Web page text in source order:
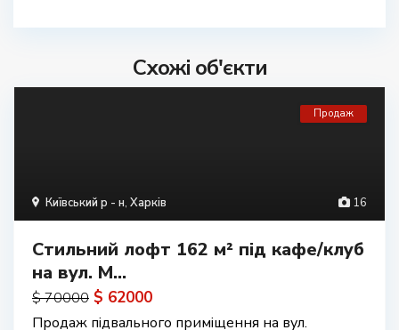
Схожі об'єкти
16
Київський р - н, Харків
Продаж
Стильний лофт 162 м² під кафе/клуб
на вул. М...
$ 70000 $ 62000
Продаж підвального приміщення на вул.